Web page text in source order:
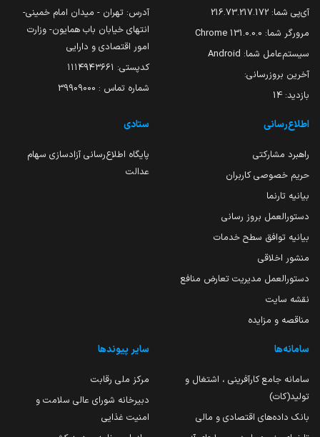
آی‌پی شما: 216.73.217.172
مرورگر شما: 131.0.0.0 Chrome
سیستم‌عامل شما: Android
آخرین بروزرسانی:
بازدید: 14
آدرس: تهران - میدان امام خمینی-
انتهای خیابان باب همایون- وزارت
امور اقتصادی و دارایی
کدپستی: ۱۱۱۴۹۴۳۶۶۱
شماره تماس : 39909000
اطلاع‌رسانی
راهبرد مشارکتی
حریم خصوصی کاربران
بیانیه تارنما
دستورالعمل بروز رسانی
بیانیه توافق سطح خدمات
منشور اخلاقی
دستورالعمل مدیریت تعارض منافع
نقشه سایت
مناقصه و مزایده
ستادی
پایگاه اطلاع‌رسانی آزادسازی سهام
عدالت
سامانه‌ها
سامانه جامع کارآفرینی ، اشتغال و
تولید(کات)
بانک داده‌های اقتصادی و مالی
سایر پیوندها
مرکز ملی رقابت
دبیرخانه شورای عالی سلامت و
امنیت غذایی